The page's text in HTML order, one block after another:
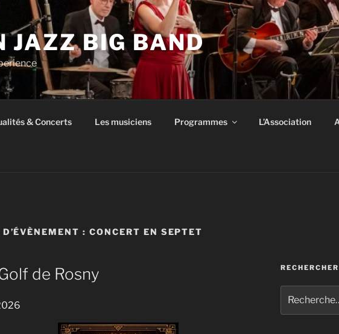
JAZZ BIG BAND
& Concerts Les musiciens Programmes L’Association
D’ÉVÈNEMENT :CONCERT EN SEPTET
de Rosny RECHERCHER
pour
: